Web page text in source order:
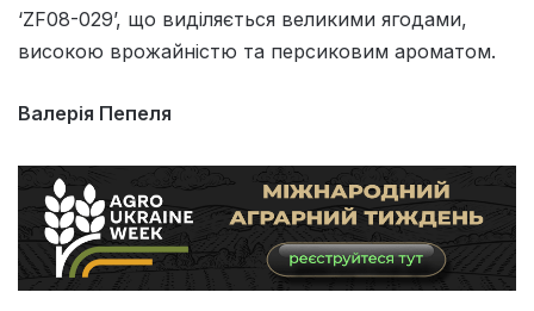
‘ZF08-029’, що виділяється великими ягодами,
високою врожайністю та персиковим ароматом.
Валерія Пепеля